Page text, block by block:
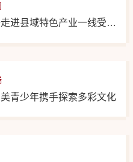
进县域特色产业一线受教
青少年携手探索多彩文化